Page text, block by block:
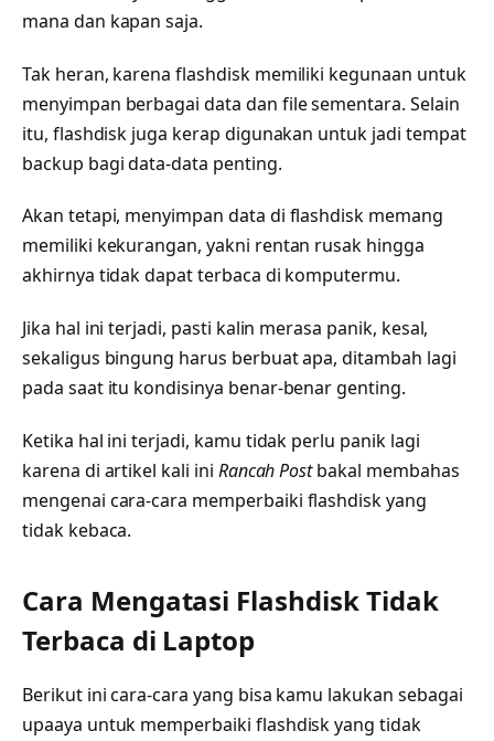
mana dan kapan saja.
Tak heran, karena flashdisk memiliki kegunaan untuk
menyimpan berbagai data dan file sementara. Selain
itu, flashdisk juga kerap digunakan untuk jadi tempat
backup bagi data-data penting.
Akan tetapi, menyimpan data di flashdisk memang
memiliki kekurangan, yakni rentan rusak hingga
akhirnya tidak dapat terbaca di komputermu.
Jika hal ini terjadi, pasti kalin merasa panik, kesal,
sekaligus bingung harus berbuat apa, ditambah lagi
pada saat itu kondisinya benar-benar genting.
Ketika hal ini terjadi, kamu tidak perlu panik lagi
karena di artikel kali ini Rancah Postbakal membahas
mengenai cara-cara memperbaiki flashdisk yang
tidak kebaca.
Cara Mengatasi Flashdisk Tidak
Terbaca di Laptop
Berikut ini cara-cara yang bisa kamu lakukan sebagai
upaaya untuk memperbaiki flashdisk yang tidak